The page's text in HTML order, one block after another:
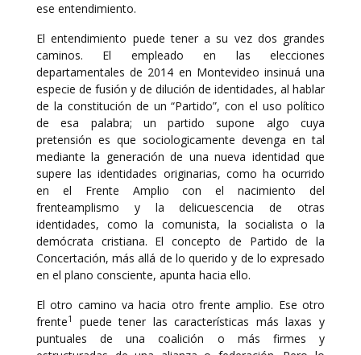
ese entendimiento.
El entendimiento puede tener a su vez dos grandes
caminos. El empleado en las elecciones
departamentales de 2014 en Montevideo insinuá una
especie de fusión y de dilución de identidades, al hablar
de la constitución de un “Partido”, con el uso político
de esa palabra; un partido supone algo cuya
pretensión es que sociologicamente devenga en tal
mediante la generación de una nueva identidad que
supere las identidades originarias, como ha ocurrido
en el Frente Amplio con el nacimiento del
frenteamplismo y la delicuescencia de otras
identidades, como la comunista, la socialista o la
demócrata cristiana. El concepto de Partido de la
Concertación, más allá de lo querido y de lo expresado
en el plano consciente, apunta hacia ello.
El otro camino va hacia otro frente amplio. Ese otro
frente1
puede tener las características más laxas y
puntuales de una coalición o más firmes y